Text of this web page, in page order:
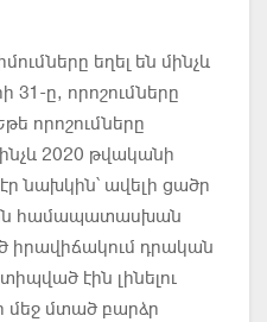
եղել են մինչև
31-ը, որոշումները
որոշումները
2020 թվականի
նախկին՝ ավելի ցածր
համապատասխան
իրավիճակում դրական
էին լինելու
մեջ մտած բարձր